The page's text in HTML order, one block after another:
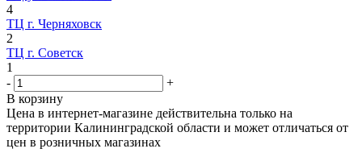
4
ТЦ г. Черняховск
2
ТЦ г. Советск
1
-
+
В корзину
Цена в интернет-магазине действительна только на
территории Калининградской области и может отличаться от
цен в розничных магазинах